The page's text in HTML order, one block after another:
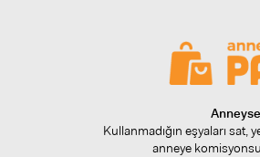
Kullanmadığın eşyaları sat,
anneye